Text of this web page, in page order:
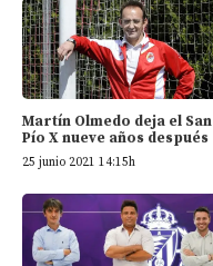
Martín Olmedo deja el San
Pío X nueve años después
25 junio 2021 14:15h